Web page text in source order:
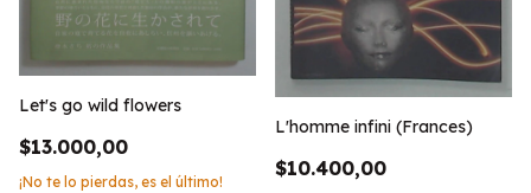
Let's go wild flowers
$13.000,00
¡No te lo pierdas, es el último!
L'homme infini (Frances)
$10.400,00